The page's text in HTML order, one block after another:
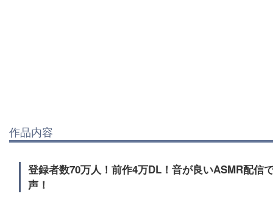
作品内容
登録者数70万人！前作4万DL！音が良いASMR配信
声！